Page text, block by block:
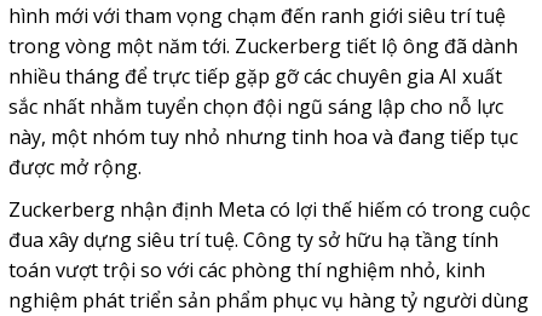
hình mới với tham vọng chạm đến ranh giới siêu trí tuệ
trong vòng một năm tới. Zuckerberg tiết lộ ông đã dành
nhiều tháng để trực tiếp gặp gỡ các chuyên gia AI xuất
sắc nhất nhằm tuyển chọn đội ngũ sáng lập cho nỗ lực
này, một nhóm tuy nhỏ nhưng tinh hoa và đang tiếp tục
được mở rộng.
Zuckerberg nhận định Meta có lợi thế hiếm có trong cuộc
đua xây dựng siêu trí tuệ. Công ty sở hữu hạ tầng tính
toán vượt trội so với các phòng thí nghiệm nhỏ, kinh
nghiệm phát triển sản phẩm phục vụ hàng tỷ người dùng